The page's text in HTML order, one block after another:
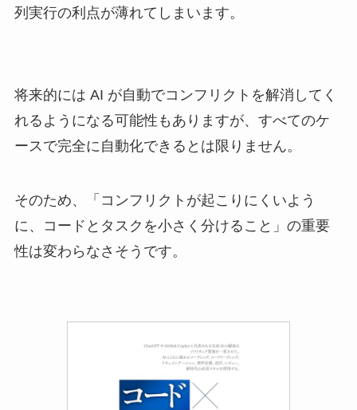
列実行の利点が薄れてしまいます。
将来的には AI が自動でコンフリクトを解消してく
れるようになる可能性もありますが、すべてのケ
ースで完全に自動化できるとは限りません。
そのため、「コンフリクトが起こりにくいよう
に、コードとタスクを小さく分けること」の重要
性は変わらなさそうです。